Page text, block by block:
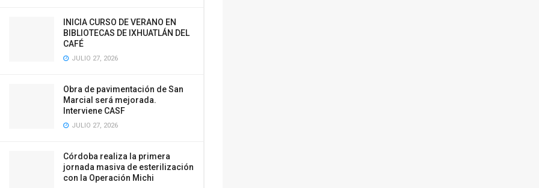
INICIA CURSO DE VERANO EN
BIBLIOTECAS DE IXHUATLÁN DEL
CAFÉ
JULIO 27, 2026
Obra de pavimentación de San
Marcial será mejorada.
Interviene CASF
JULIO 27, 2026
Córdoba realiza la primera
jornada masiva de esterilización
con la Operación Michi